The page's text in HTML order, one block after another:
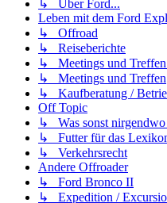
↳ Über Ford...
Leben mit dem Ford
↳ Offroad
↳ Reiseberichte
↳ Meetings und
↳ Meetings und Treffen
↳ Kaufberatung /
Off Topic
↳ Was sonst nirgendwo
↳ Futter für das
↳ Verkehrsrecht
Andere Offroader
↳ Ford Bronco II
↳ Expedition /